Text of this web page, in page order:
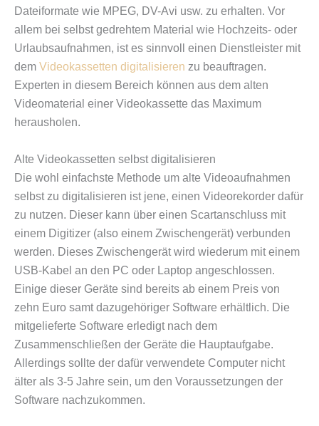
Dateiformate wie MPEG, DV-Avi usw. zu erhalten. Vor
allem bei selbst gedrehtem Material wie Hochzeits- oder
Urlaubsaufnahmen, ist es sinnvoll einen Dienstleister mit
dem Videokassetten digitalisieren zu beauftragen.
Experten in diesem Bereich können aus dem alten
Videomaterial einer Videokassette das Maximum
herausholen.
Alte Videokassetten selbst digitalisieren
Die wohl einfachste Methode um alte Videoaufnahmen
selbst zu digitalisieren ist jene, einen Videorekorder dafür
zu nutzen. Dieser kann über einen Scartanschluss mit
einem Digitizer (also einem Zwischengerät) verbunden
werden. Dieses Zwischengerät wird wiederum mit einem
USB-Kabel an den PC oder Laptop angeschlossen.
Einige dieser Geräte sind bereits ab einem Preis von
zehn Euro samt dazugehöriger Software erhältlich. Die
mitgelieferte Software erledigt nach dem
Zusammenschließen der Geräte die Hauptaufgabe.
Allerdings sollte der dafür verwendete Computer nicht
älter als 3-5 Jahre sein, um den Voraussetzungen der
Software nachzukommen.